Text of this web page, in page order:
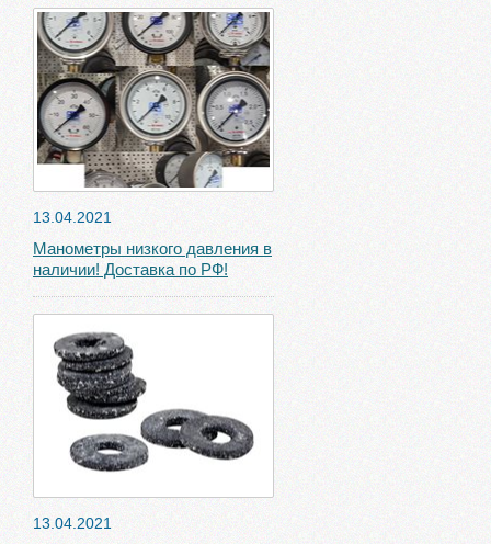
13.04.2021
Манометры низкого давления в
наличии! Доставка по РФ!
13.04.2021